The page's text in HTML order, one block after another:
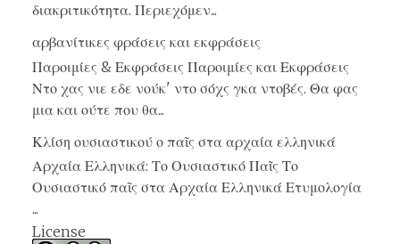
διακριτικότητα. Περιεχόμεν...
αρβανίτικες φράσεις και εκφράσεις
Παροιμίες & Εκφράσεις Παροιμίες και Εκφράσεις
Ντο χας νιε εδε νούκ' ντο σόχς γκα ντοβές. Θα φας
μια και ούτε που θα...
Κλίση ουσιαστικού ο παῖς στα αρχαία ελληνικά
Αρχαία Ελληνικά: Το Ουσιαστικό Παῖς Το
Ουσιαστικό παῖς στα Αρχαία Ελληνικά Ετυμολογία
...
License